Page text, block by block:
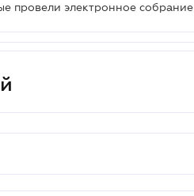
провели электронное